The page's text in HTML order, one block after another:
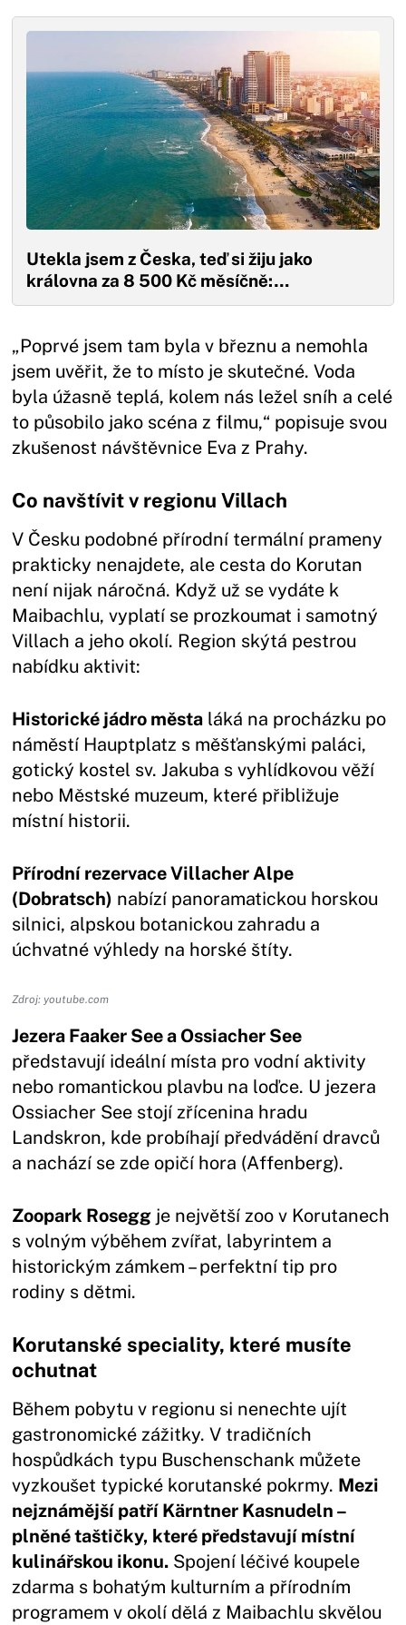
Utekla jsem z Česka, teď si žiju jako
královna za 8 500 Kč měsíčně:…
„Poprvé jsem tam byla v březnu a nemohla
jsem uvěřit, že to místo je skutečné. Voda
byla úžasně teplá, kolem nás ležel sníh a celé
to působilo jako scéna z filmu,“ popisuje svou
zkušenost návštěvnice Eva z Prahy.
Co navštívit v regionu Villach
V Česku podobné přírodní termální prameny
prakticky nenajdete, ale cesta do Korutan
není nijak náročná. Když už se vydáte k
Maibachlu, vyplatí se prozkoumat i samotný
Villach a jeho okolí. Region skýtá pestrou
nabídku aktivit:
Historické jádro města láká na procházku po
náměstí Hauptplatz s měšťanskými paláci,
gotický kostel sv. Jakuba s vyhlídkovou věží
nebo Městské muzeum, které přibližuje
místní historii.
Přírodní rezervace Villacher Alpe
(Dobratsch) nabízí panoramatickou horskou
silnici, alpskou botanickou zahradu a
úchvatné výhledy na horské štíty.
Zdroj: youtube.com
Jezera Faaker See a Ossiacher See
představují ideální místa pro vodní aktivity
nebo romantickou plavbu na loďce. U jezera
Ossiacher See stojí zřícenina hradu
Landskron, kde probíhají předvádění dravců
a nachází se zde opičí hora (Affenberg).
Zoopark Rosegg je největší zoo v Korutanech
s volným výběhem zvířat, labyrintem a
historickým zámkem – perfektní tip pro
rodiny s dětmi.
Korutanské speciality, které musíte
ochutnat
Během pobytu v regionu si nenechte ujít
gastronomické zážitky. V tradičních
hospůdkách typu Buschenschank můžete
vyzkoušet typické korutanské pokrmy. Mezi
nejznámější patří Kärntner Kasnudeln –
plněné taštičky, které představují místní
kulinářskou ikonu. Spojení léčivé koupele
zdarma s bohatým kulturním a přírodním
programem v okolí dělá z Maibachlu skvělou